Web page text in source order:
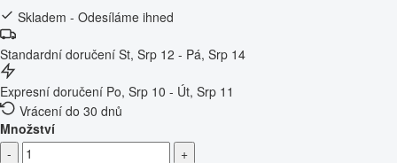
Skladem - Odesíláme ihned
Standardní doručení St, Srp 12 - Pá, Srp 14
Expresní doručení Po, Srp 10 - Út, Srp 11
Vrácení do 30 dnů
Množství
-
+